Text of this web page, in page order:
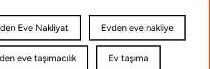
Eve Nakliyat Evden eve nakliye
eve taşımacılık Ev taşıma